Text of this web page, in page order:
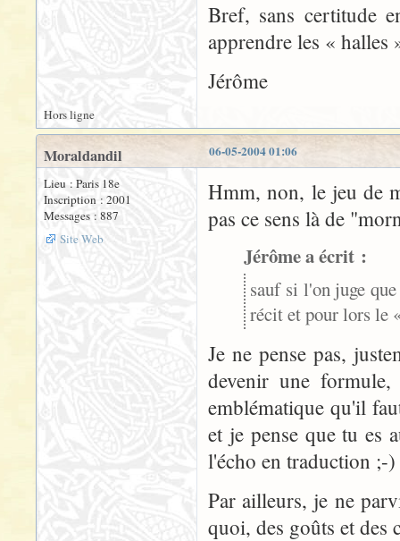
Bref, sans certitude
apprendre les « halles
Jérôme
Hors ligne
06-05-2004 01:06
Moraldandil
Lieu : Paris 18e
Inscription : 2001
Messages : 887
Site Web
Hmm, non, le jeu de
pas ce sens là de
Jérôme a écrit :
sauf si l'on juge
récit et pour lors le
Je ne pense pas,
devenir une
emblématique qu'il
et je pense que tu es
l'écho en traduction ;-)
Par ailleurs, je ne
quoi, des goûts et des